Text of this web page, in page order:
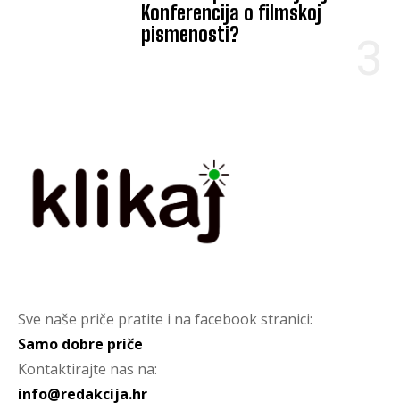
Konferencija o filmskoj
pismenosti?
Sve naše priče pratite i na facebook stranici:
Samo dobre priče
Kontaktirajte nas na:
info@redakcija.hr